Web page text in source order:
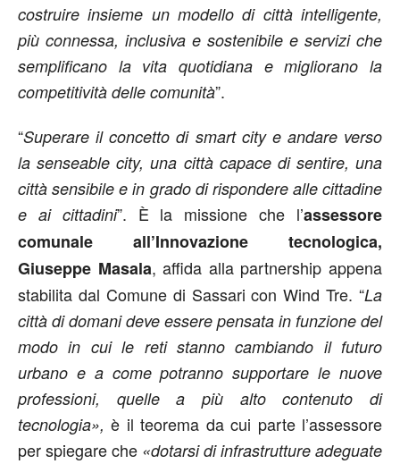
costruire insieme un modello di città intelligente,
più connessa, inclusiva e sostenibile e servizi che
semplificano la vita quotidiana e migliorano la
competitività delle comunità”.
“Superare il concetto di smart city e andare verso
la senseable city, una città capace di sentire, una
città sensibile e in grado di rispondere alle cittadine
e ai cittadini”. È la missione che l’assessore
comunale all’Innovazione tecnologica,
Giuseppe Masala, affida alla partnership appena
stabilita dal Comune di Sassari con Wind Tre. “La
città di domani deve essere pensata in funzione del
modo in cui le reti stanno cambiando il futuro
urbano e a come potranno supportare le nuove
professioni, quelle a più alto contenuto di
tecnologia»,è il teorema da cui parte l’assessore
per spiegare che «dotarsi di infrastrutture adeguate